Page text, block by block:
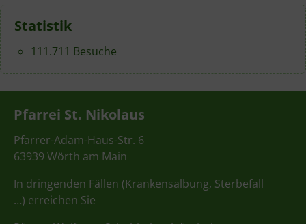
Statistik
111.711 Besuche
Pfarrei St. Nikolaus
Pfarrer-Adam-Haus-Str. 6
63939 Wörth am Main
In dringenden Fällen (Krankensalbung, Sterbefall
…) erreichen Sie